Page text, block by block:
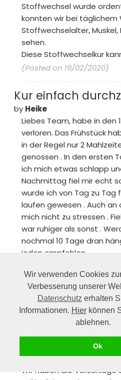
Wir verwenden Cookies
Verbesserung unserer
Datenschutz erhalten
Informationen. Hierkönnen
ablehnen.
Ok
Stoffwechsel wurde
konnten wir bei
Stoffwechselalter,
sehen.
Diese Stoffwechselkur
(Posted on 19/02/2020)
Kur einfach
by Heike
Liebes Team, habe in den
verloren. Das Frühstück
in der Regel nur 2
genossen . In den ersten
ich mich etwas schlapp
Nachmittag fiel mir echt
wurde ich von Tag zu Tag
laufen gewesen . Auch
mich nicht zu stressen .
war ruhiger als sonst .
nochmal 10 Tage dran
jeden empfehlen
Unterm Strich
Service mehr
angeboten Review by
Wir haben die
gemacht (meine Frau und
Wir haben die Vorschläge